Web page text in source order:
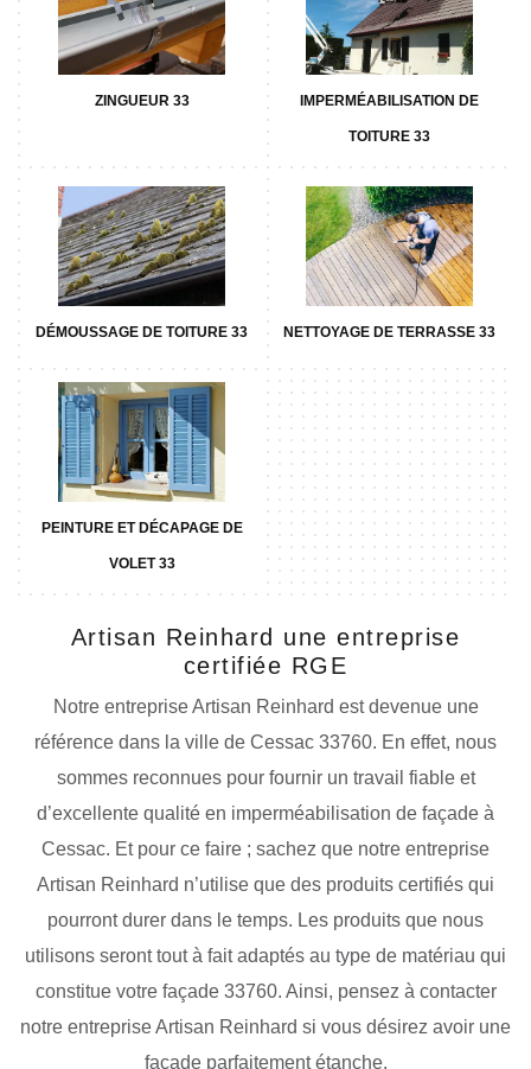
ZINGUEUR 33 IMPERMÉABILISATION DE
TOITURE 33
DÉMOUSSAGE DE TOITURE 33 NETTOYAGE DE TERRASSE 33
PEINTURE ET DÉCAPAGE DE
VOLET 33
Artisan Reinhard une entreprise
certifiée RGE
Notre entreprise Artisan Reinhard est devenue une
référence dans la ville de Cessac 33760. En effet, nous
sommes reconnues pour fournir un travail fiable et
d’excellente qualité en imperméabilisation de façade à
Cessac. Et pour ce faire ; sachez que notre entreprise
Artisan Reinhard n’utilise que des produits certifiés qui
pourront durer dans le temps. Les produits que nous
utilisons seront tout à fait adaptés au type de matériau qui
constitue votre façade 33760. Ainsi, pensez à contacter
notre entreprise Artisan Reinhard si vous désirez avoir une
façade parfaitement étanche.